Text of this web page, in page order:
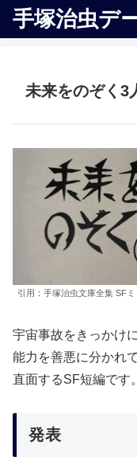
手塚治虫デ
未来をのぞく3
引用：手塚治虫文庫全集 SF
宇宙事故をきっかけ
能力を善悪に分かれ
直面するSF短編です。
発表